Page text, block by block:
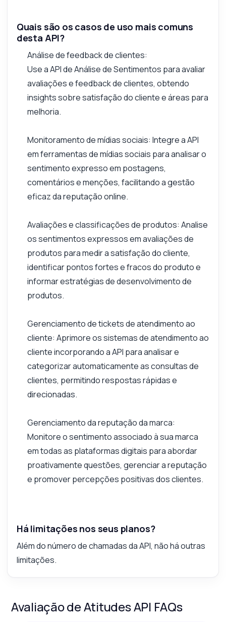
Quais são os casos de uso mais comuns
desta API?
Análise de feedback de clientes:
Use a API de Análise de Sentimentos para avaliar
avaliações e feedback de clientes, obtendo
insights sobre satisfação do cliente e áreas para
melhoria.
Monitoramento de mídias sociais: Integre a API
em ferramentas de mídias sociais para analisar o
sentimento expresso em postagens,
comentários e menções, facilitando a gestão
eficaz da reputação online.
Avaliações e classificações de produtos: Analise
os sentimentos expressos em avaliações de
produtos para medir a satisfação do cliente,
identificar pontos fortes e fracos do produto e
informar estratégias de desenvolvimento de
produtos.
Gerenciamento de tickets de atendimento ao
cliente: Aprimore os sistemas de atendimento ao
cliente incorporando a API para analisar e
categorizar automaticamente as consultas de
clientes, permitindo respostas rápidas e
direcionadas.
Gerenciamento da reputação da marca:
Monitore o sentimento associado à sua marca
em todas as plataformas digitais para abordar
proativamente questões, gerenciar a reputação
e promover percepções positivas dos clientes.
Há limitações nos seus planos?
Além do número de chamadas da API, não há outras
limitações.
Avaliação de Atitudes API FAQs